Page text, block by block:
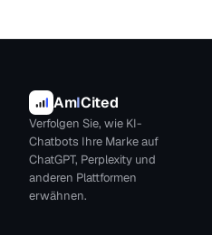
AmICited
Verfolgen Sie, wie KI-
Chatbots Ihre Marke auf
ChatGPT, Perplexity und
anderen Plattformen
erwähnen.